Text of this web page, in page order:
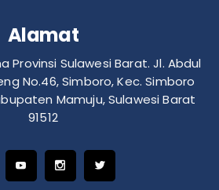
Alamat
Provinsi Sulawesi Barat. Jl. Abdul
No.46, Simboro, Kec. Simboro
Mamuju, Sulawesi Barat
91512